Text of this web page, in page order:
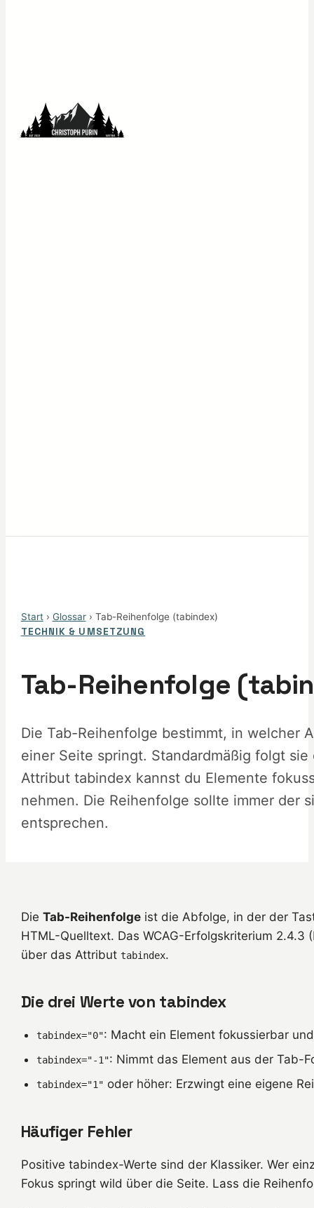
Start› Glossar› Tab-Reihenfolge (tabindex)
TECHNIK & UMSETZUNG
Tab-Reihenfolge
Die Tab-Reihenfolge bestimmt, in welcher
einer Seite springt. Standardmäßig folgt
Attribut tabindex kannst du Elemente
nehmen. Die Reihenfolge sollte immer der
entsprechen.
Die Tab-Reihenfolgeist die Abfolge, in der der
HTML-Quelltext. Das WCAG-Erfolgskriterium
über das Attribut tabindex.
Die drei Werte von tabindex
tabindex="0": Macht ein Element fokussierbar
tabindex="-1": Nimmt das Element aus der Tab-
tabindex="1" oder höher: Erzwingt eine eigene
Häufiger Fehler
Positive tabindex-Werte sind der Klassiker. Wer
Fokus springt wild über die Seite. Lass die